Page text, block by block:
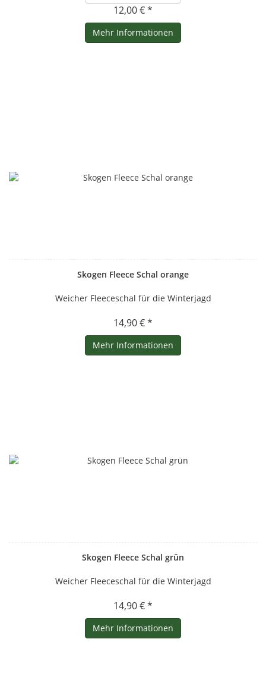
12,00 € *
Mehr Informationen
Skogen Fleece Schal orange
Weicher Fleeceschal für die Winterjagd
14,90 € *
Mehr Informationen
Skogen Fleece Schal grün
Weicher Fleeceschal für die Winterjagd
14,90 € *
Mehr Informationen